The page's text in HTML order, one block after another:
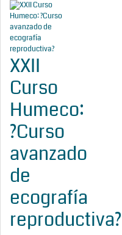
XXII
Curso
Humeco:
?Curso
avanzado
de
ecografía
reproductiva?